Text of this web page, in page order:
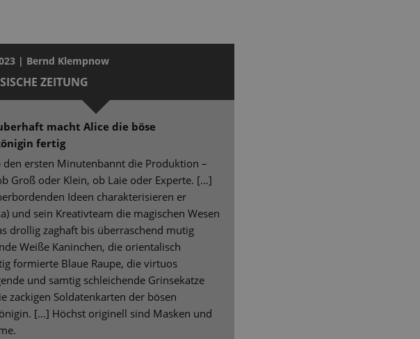
| Bernd Klempnow
ZEITUNG
macht Alice die böse
fertig
ersten Minutenbannt die Produktion –
Groß oder Klein, ob Laie oder Experte. […]
Ideen charakterisieren er
und sein Kreativteam die magischen Wesen
drollig zaghaft bis überraschend mutig
Weiße Kaninchen, die orientalisch
formierte Blaue Raupe, die virtuos
und samtig schleichende Grinsekatze
zackigen Soldatenkarten der bösen
[…] Höchst originell sind Masken und